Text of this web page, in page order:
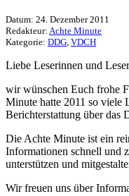
Datum: 24. Dezember 2011
Redakteur: Achte Minute
Kategorie: DDG VDCH
Liebe Leserinnen und
wir wünschen Euch frohe
Minute hatte 2011 so viele
Berichterstattung über das
Die Achte Minute ist ein
Informationen schnell und
unterstützen und
Wir freuen uns über